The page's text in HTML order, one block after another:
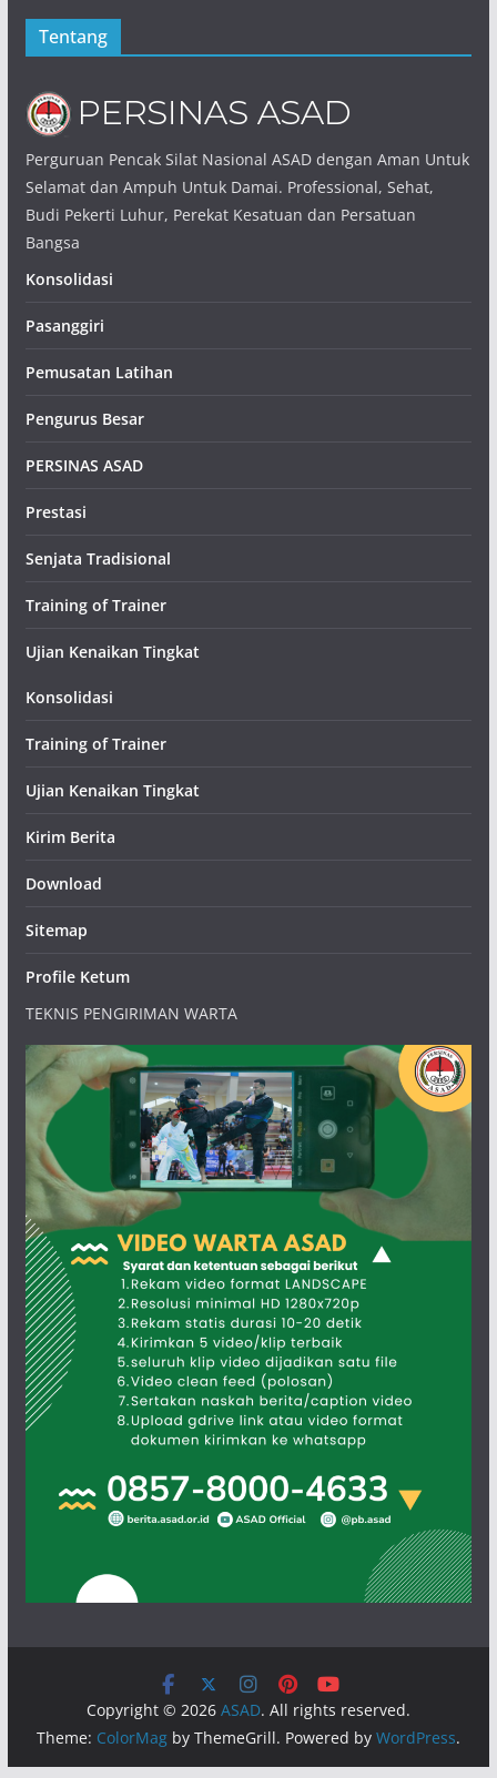
Tentang
Perguruan Pencak Silat Nasional ASAD dengan Aman Untuk
Selamat dan Ampuh Untuk Damai. Professional, Sehat,
Budi Pekerti Luhur, Perekat Kesatuan dan Persatuan
Bangsa
Konsolidasi
Pasanggiri
Pemusatan Latihan
Pengurus Besar
PERSINAS ASAD
Prestasi
Senjata Tradisional
Training of Trainer
Ujian Kenaikan Tingkat
Konsolidasi
Training of Trainer
Ujian Kenaikan Tingkat
Kirim Berita
Download
Sitemap
Profile Ketum
TEKNIS PENGIRIMAN WARTA
Copyright © 2026 ASAD. All rights reserved.
Theme: ColorMagby ThemeGrill. Powered by WordPress.